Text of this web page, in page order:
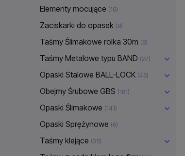
Elementy mocujące (16)
Zaciskarki do opasek (9)
Taśmy Ślimakowe rolka 30m (9)
Taśmy Metalowe typu BAND (27)
Opaski Stalowe BALL-LOCK (46)
Obejmy Śrubowe GBS (181)
Opaski Ślimakowe (141)
Opaski Sprężynowe (6)
Taśmy klejące (35)